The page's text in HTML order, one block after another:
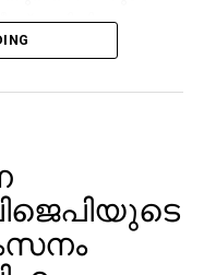
അറിയിച്ചു.